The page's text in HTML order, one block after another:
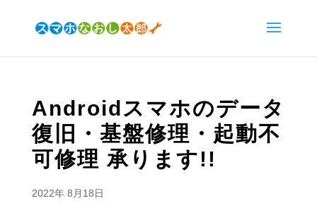
Androidスマホのデータ
復旧・基盤修理・起動不
可修理 承ります!!
2022年 8月18日